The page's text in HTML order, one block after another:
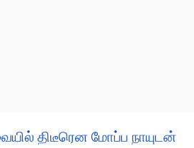
திடீரென மோப்ப நாயுடன்